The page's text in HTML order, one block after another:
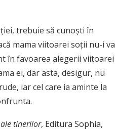
trebuie să cunoşti în
mama viitoarei soţii nu-i va
în favoarea alegerii viitoarei
ei, dar asta, desigur, nu
iar cel care ia aminte la
tinerilor, Editura Sophia,